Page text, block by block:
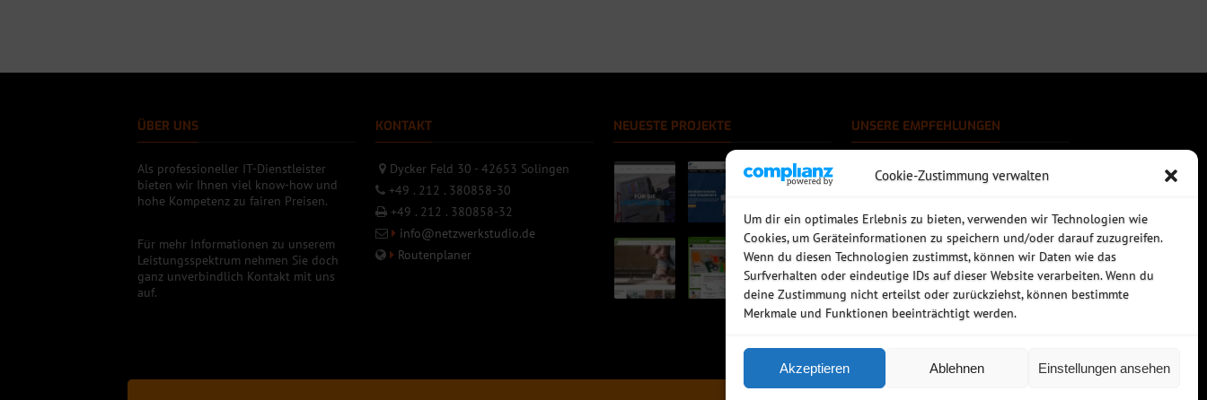
Cookie-Zustimmung verwalten
Um dir ein optimales Erlebnis zu bieten, verwenden wir Technologien wie
Cookies, um Geräteinformationen zu speichern und/oder darauf zuzugreifen.
Wenn du diesen Technologien zustimmst, können wir Daten wie das
Surfverhalten oder eindeutige IDs auf dieser Website verarbeiten. Wenn du
deine Zustimmung nicht erteilst oder zurückziehst, können bestimmte
Merkmale und Funktionen beeinträchtigt werden.
Akzeptieren Ablehnen Einstellungen ansehen
ÜBER UNS
Als professioneller IT-Dienstleister
bieten wir Ihnen viel know-how und
hohe Kompetenz zu fairen Preisen.
Für mehr Informationen zu unserem
Leistungsspektrum nehmen Sie doch
ganz unverbindlich Kontakt mit uns
auf.
KONTAKT
Dycker Feld 30 - 42653 Solingen
+49 . 212 . 380858-30
+49 . 212 . 380858-32
info@netzwerkstudio.de
Routenplaner
NEUESTE PROJEKTE UNSERE EMPFEHLUNGEN
Rechtssichere Email-Archivierung
MDaemon Mail- & Groupwareserver
Sophos UTM - Mehr als eine Firewall